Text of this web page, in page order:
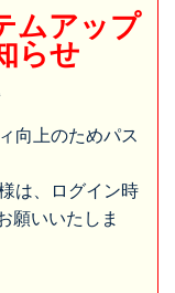
ムアップ
らせ
向上のためパス
は、ログイン時
願いいたしま